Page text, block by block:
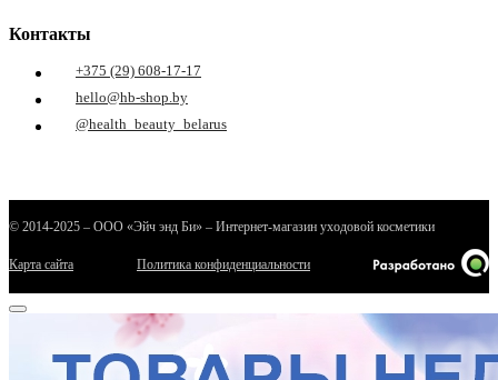
Контакты
+375 (29) 608-17-17
hello@hb-shop.by
@health_beauty_belarus
© 2014-2025 – ООО «Эйч энд Би» – Интернет-магазин уходовой косметики
Карта сайта Политика конфиденциальности